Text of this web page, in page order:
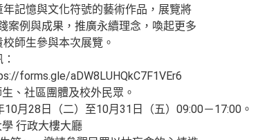
記憶與文化符號的藝術作品，展覽將
案例與成果，推廣永續理念，喚起更多
師生參與本次展覽。
forms.gle/aDW8LUHQkC7F1VEr6
、社區團體及校外民眾。
月28日（二）至10月31日（五）09:00－17:00。
行政大樓大廳